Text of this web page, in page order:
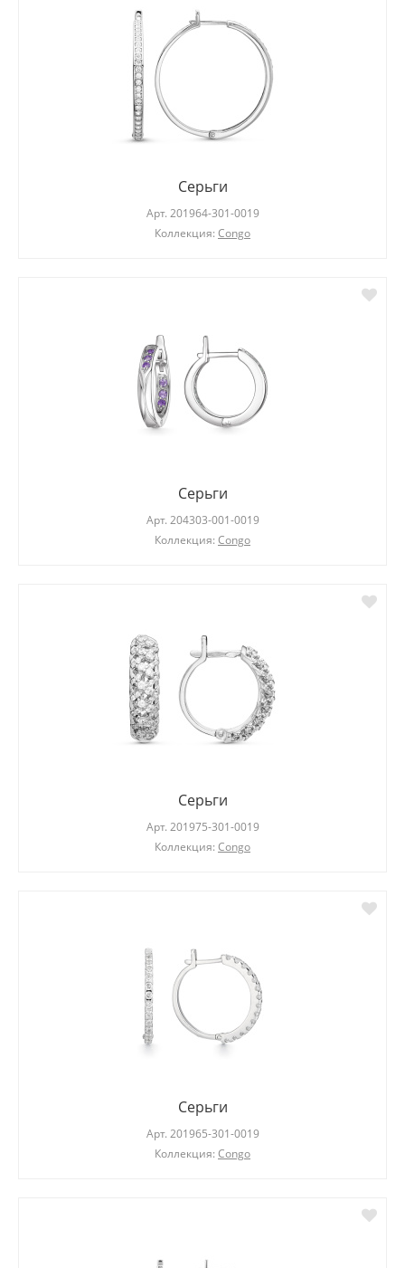
Серьги
Арт. 201964-301-0019
Коллекция: Congo
Серьги
Арт. 204303-001-0019
Коллекция: Congo
Серьги
Арт. 201975-301-0019
Коллекция: Congo
Серьги
Арт. 201965-301-0019
Коллекция: Congo